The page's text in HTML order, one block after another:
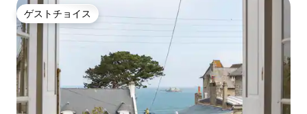
ゲストチョイス
ゲストチョイス